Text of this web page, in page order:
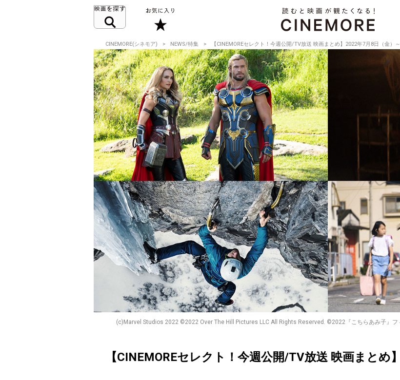
CINEMORE(シネモア) NEWS/特集 【CINEMOREセレクト！今週公開/TV放送 映画まとめ】2022年7月8日（金）～
(c)Marvel Studios 2022 ©2022 Over The Hill Pictures LLC All Rights Reserved. ©2022『こちらあみ子』
【CINEMOREセレクト！今週公開/TV放送 映画まとめ